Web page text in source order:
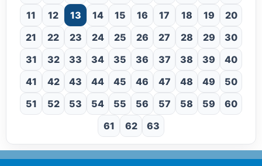
11
12 13 14 15 16 17 18 19
20
21
22 23 24 25 26 27 28 29
30
31
32 33 34 35 36 37 38 39
40
41
42 43 44 45 46 47 48 49
50
51
52 53 54 55 56 57 58 59
60
61
62 63